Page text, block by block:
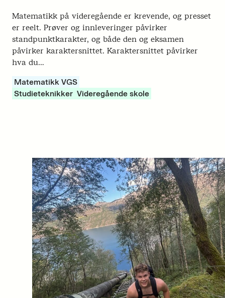
Matematikk på videregående er krevende, og presset
er reelt. Prøver og innleveringer påvirker
standpunktkarakter, og både den og eksamen
påvirker karaktersnittet. Karaktersnittet påvirker
hva du…
Matematikk VGS
Studieteknikker Videregående skole